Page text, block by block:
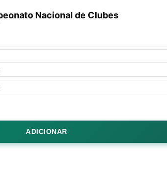
Nacional de Clubes
ADICIONAR